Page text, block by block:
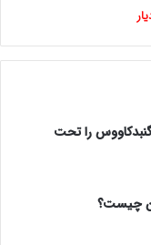
را تحت
چیست؟